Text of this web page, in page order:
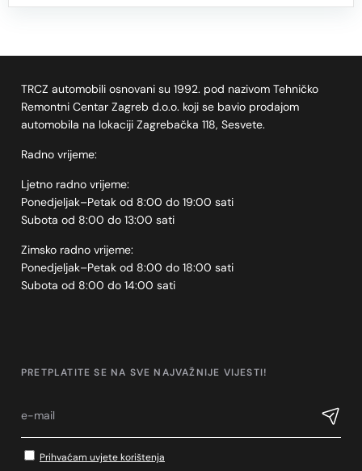
TRCZ automobili osnovani su 1992. pod nazivom Tehničko
Remontni Centar Zagreb d.o.o. koji se bavio prodajom
automobila na lokaciji Zagrebačka 118, Sesvete.
Radno vrijeme:
Ljetno radno vrijeme:
Ponedjeljak–Petak od 8:00 do 19:00 sati
Subota od 8:00 do 13:00 sati
Zimsko radno vrijeme:
Ponedjeljak–Petak od 8:00 do 18:00 sati
Subota od 8:00 do 14:00 sati
PRETPLATITE SE NA SVE NAJVAŽNIJE VIJESTI!
Prihvaćam uvjete korištenja